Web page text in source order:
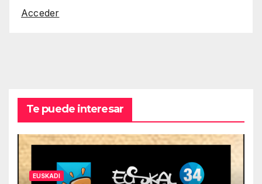
Acceder
Te puede interesar
EUSKADI